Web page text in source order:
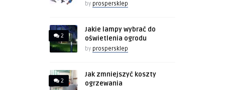
by prospersklep
2
Jakie lampy wybrać do
oświetlenia ogrodu
by prospersklep
2
Jak zmniejszyć koszty
ogrzewania